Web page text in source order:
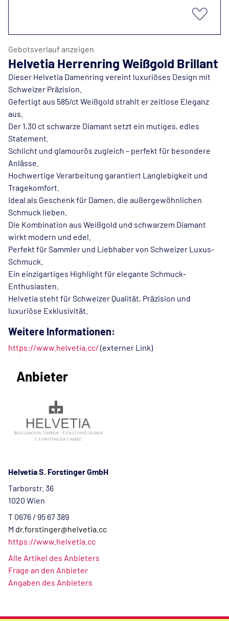
Gebotsverlauf anzeigen
Helvetia Herrenring Weißgold Brillant
Dieser Helvetia Damenring vereint luxuriöses Design mit
Schweizer Präzision.
Gefertigt aus 585/ct Weißgold strahlt er zeitlose Eleganz
aus.
Der 1,30 ct schwarze Diamant setzt ein mutiges, edles
Statement.
Schlicht und glamourös zugleich – perfekt für besondere
Anlässe.
Hochwertige Verarbeitung garantiert Langlebigkeit und
Tragekomfort.
Ideal als Geschenk für Damen, die außergewöhnlichen
Schmuck lieben.
Die Kombination aus Weißgold und schwarzem Diamant
wirkt modern und edel.
Perfekt für Sammler und Liebhaber von Schweizer Luxus-
Schmuck.
Ein einzigartiges Highlight für elegante Schmuck-
Enthusiasten.
Helvetia steht für Schweizer Qualität, Präzision und
luxuriöse Exklusivität.
Weitere Informationen:
https://www.helvetia.cc/ (externer Link)
Anbieter
Helvetia S. Forstinger GmbH
Tarborstr. 36
1020 Wien
T 0676 / 95 67 389
M dr.forstinger@helvetia.cc
https://www.helvetia.cc
Alle Artikel des Anbieters
Frage an den Anbieter
Angaben des Anbieters